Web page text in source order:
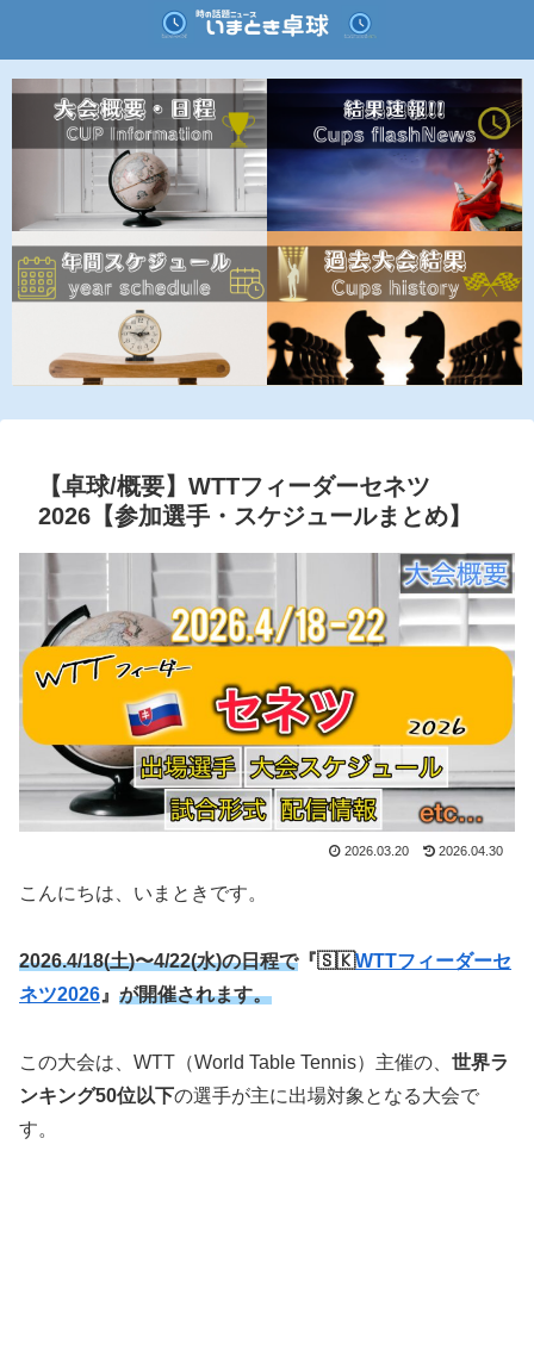
【卓球/概要】WTTフィーダーセネツ
2026【参加選手・スケジュールまとめ】
2026.03.20 2026.04.30
こんにちは、いまときです。
2026.4/18(土)〜4/22(水)の日程で『🇸🇰WTTフィーダーセ
ネツ2026 』 が開催されます。
この大会は、WTT（World Table Tennis）主催の、 世界ラ
ンキング50位以下の選手が主に出場対象となる大会で
す。